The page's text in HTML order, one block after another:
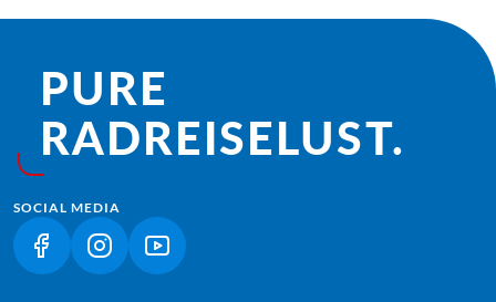
PURE
RADREISE­LUST.
SOCIAL MEDIA
(LINK ÖFFNET IN NEUEM TAB)
(LINK ÖFFNET IN NEUEM TAB)
(LINK ÖFFNET IN NEUEM TAB)